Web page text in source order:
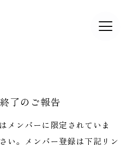
了のご報告
メンバーに限定されていま
い。メンバー登録は下記リン